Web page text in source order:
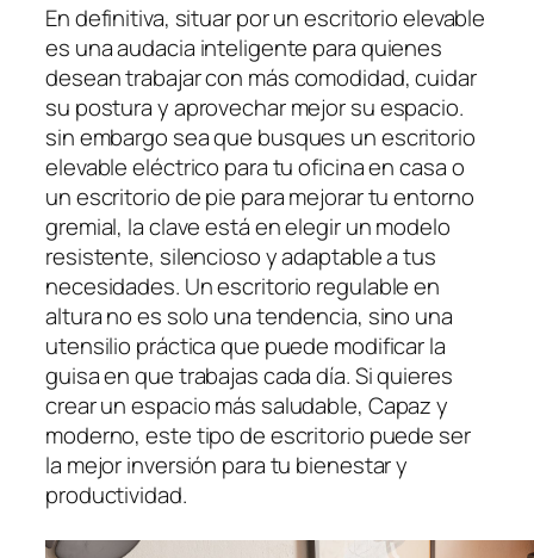
En definitiva, situar por un escritorio elevable
es una audacia inteligente para quienes
desean trabajar con más comodidad, cuidar
su postura y aprovechar mejor su espacio.
sin embargo sea que busques un escritorio
elevable eléctrico para tu oficina en casa o
un escritorio de pie para mejorar tu entorno
gremial, la clave está en elegir un modelo
resistente, silencioso y adaptable a tus
necesidades. Un escritorio regulable en
altura no es solo una tendencia, sino una
utensilio práctica que puede modificar la
guisa en que trabajas cada día. Si quieres
crear un espacio más saludable, Capaz y
moderno, este tipo de escritorio puede ser
la mejor inversión para tu bienestar y
productividad.